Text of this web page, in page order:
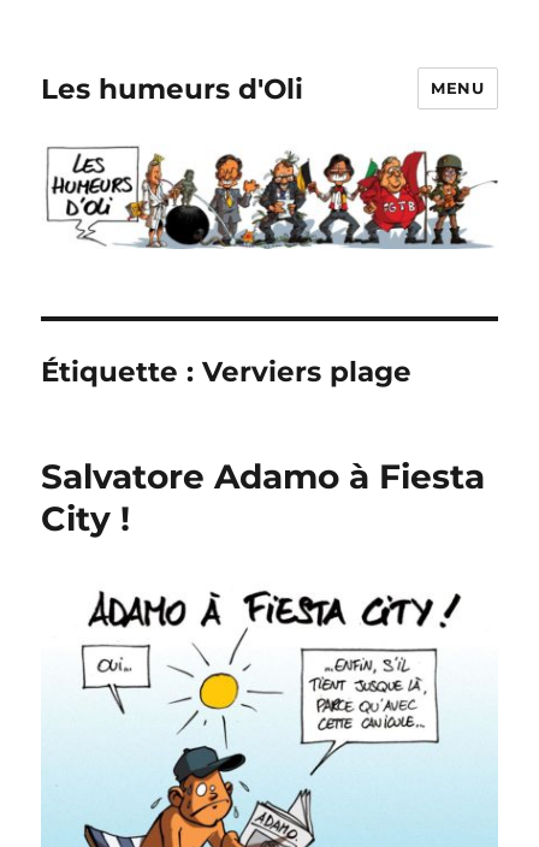
Les humeurs d'Oli MENU
Étiquette :Verviers plage
Salvatore Adamo à Fiesta
City !